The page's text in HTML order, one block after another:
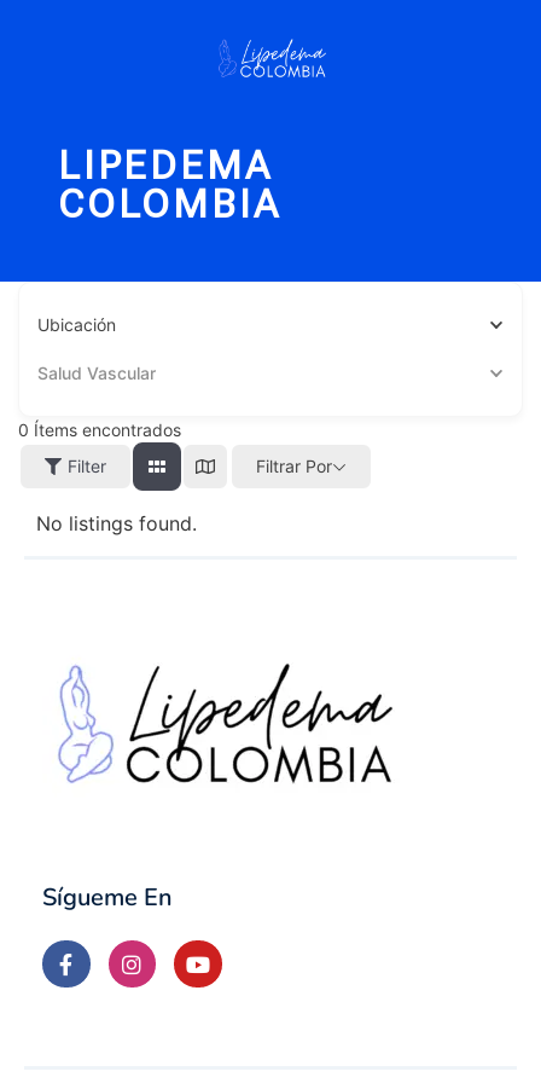
LIPEDEMA
COLOMBIA
Ubicación
Salud Vascular
0 Ítems encontrados
Filter
Filtrar Por
No listings found.
Sígueme En